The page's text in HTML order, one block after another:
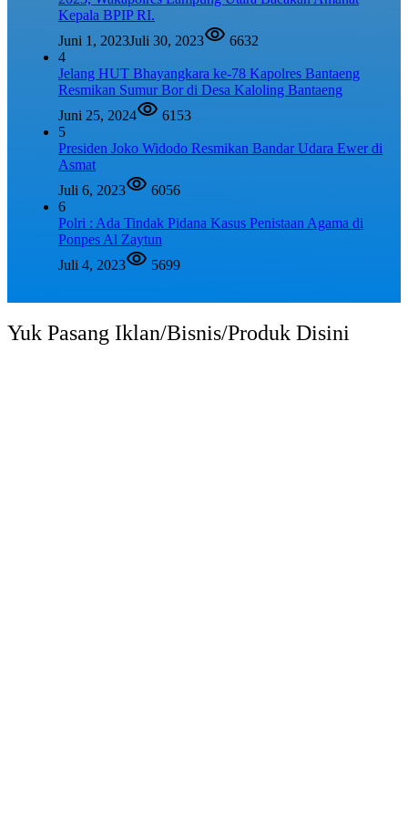
Kepala BPIP RI.
Juni 1, 2023Juli 30, 2023
6632
4
Jelang HUT Bhayangkara ke-78 Kapolres Bantaeng
Resmikan Sumur Bor di Desa Kaloling Bantaeng
Juni 25, 2024
6153
5
Presiden Joko Widodo Resmikan Bandar Udara Ewer di
Asmat
Juli 6, 2023
6056
6
Polri : Ada Tindak Pidana Kasus Penistaan Agama di
Ponpes Al Zaytun
Juli 4, 2023
5699
Yuk Pasang Iklan/Bisnis/Produk Disini